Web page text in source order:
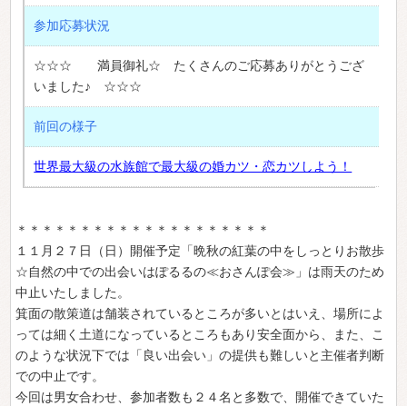
参加応募状況
☆☆☆ 満員御礼☆ たくさんのご応募ありがとうござ
いました♪ ☆☆☆
前回の様子
世界最大級の水族館で最大級の婚カツ・恋カツしよう！
＊＊＊＊＊＊＊＊＊＊＊＊＊＊＊＊＊＊＊＊
１１月２７日（日）開催予定「晩秋の紅葉の中をしっとりお散歩
☆自然の中での出会いはぽるるの≪おさんぽ会≫」は雨天のため
中止いたしました。
箕面の散策道は舗装されているところが多いとはいえ、場所によ
っては細く土道になっているところもあり安全面から、また、こ
のような状況下では「良い出会い」の提供も難しいと主催者判断
での中止です。
今回は男女合わせ、参加者数も２４名と多数で、開催できていた